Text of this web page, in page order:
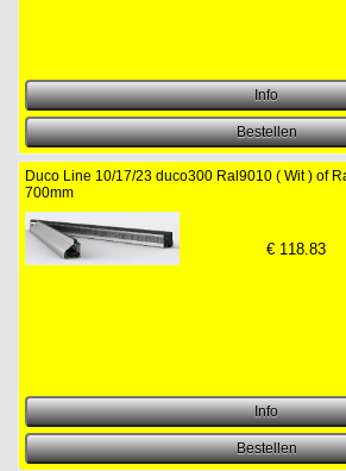
Duco Line 10/17/23 duco300 Ral9010 ( Wit ) of
700mm
€ 118.83